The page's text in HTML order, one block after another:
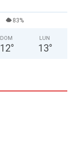
83%
DOM
12°
LUN
13°